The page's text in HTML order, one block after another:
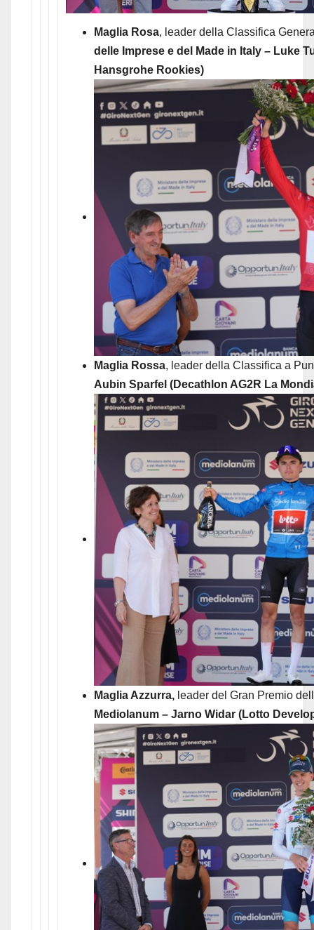
Maglia Rosa, leader della Classifica
delle Imprese e del Made in Italy – Luke
Hansgrohe Rookies)
Maglia Rossa, leader della Classifica a
Aubin Sparfel (Decathlon AG2R La
Maglia Azzurra, leader del Gran Premio
Mediolanum – Jarno Widar (Lotto